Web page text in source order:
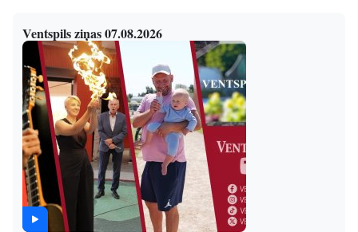
Ventspils ziņas 07.08.2026